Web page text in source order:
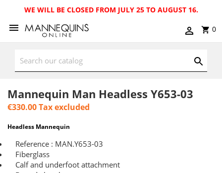
WE WILL BE CLOSED FROM JULY 25 TO AUGUST 16.
0
Mannequin Man Headless Y653-03
€330.00Tax excluded
Headless Mannequin
Reference : MAN.Y653-03
Fiberglass
Calf and underfoot attachment